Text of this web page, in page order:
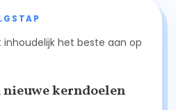
inhoudelijk het beste aan op
kerndoelen